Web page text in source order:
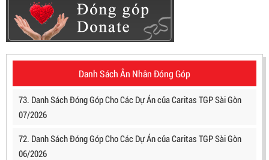
Danh Sách Ân Nhân Đóng Góp
73. Danh Sách Đóng Góp Cho Các Dự Án của Caritas TGP Sài Gòn
07/2026
72. Danh Sách Đóng Góp Cho Các Dự Án của Caritas TGP Sài Gòn
06/2026